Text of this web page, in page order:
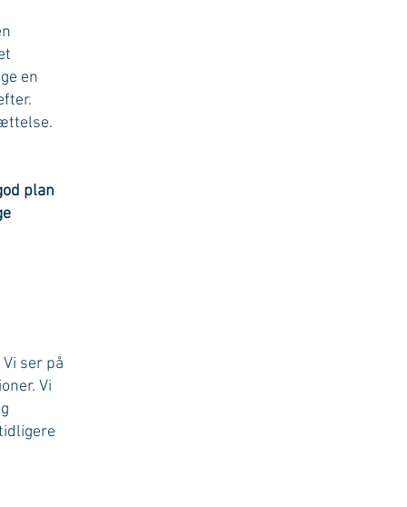
en
plan
ser på
Vi